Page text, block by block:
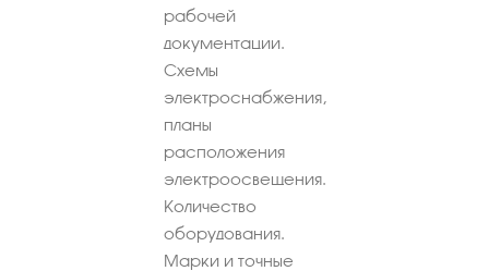
рабочей
документации.
Схемы
электроснабжения,
планы
расположения
электроосвещения.
Количество
оборудования.
Марки и точные